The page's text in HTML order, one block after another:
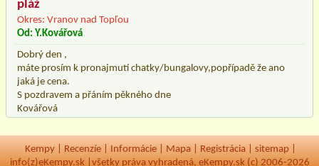
pláž
Okres: Vranov nad Topľou
Od: Y.Kovářová
Dobrý den ,
máte prosím k pronajmutí chatky/bungalovy,popřípadě že ano
jaká je cena.
S pozdravem a přáním pěkného dne
Kovářová
Kempy Recenzíe Informácie Mapa Registrácia sitemap
info(z)eKempy.sk | všetky práva vyhradená, eKempy.sk (c) 2006-2026